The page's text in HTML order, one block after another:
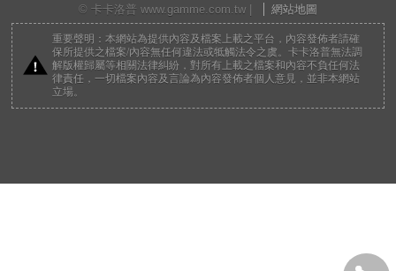
© 卡卡洛普 www.gamme.com.tw | 網站地圖
重要聲明：本網站為提供內容及檔案上載之平台，內容發佈者請確
保所提供之檔案/內容無任何違法或牴觸法令之虞。卡卡洛普無法調
解版權歸屬等相關法律糾紛，對所有上載之檔案和內容不負任何法
律責任，一切檔案內容及言論為內容發佈者個人意見，並非本網站
立場。